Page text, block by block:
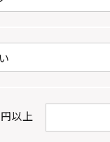
円以上